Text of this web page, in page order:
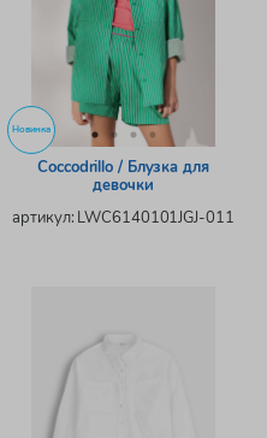
Новинка
Coccodrillo / Блузка для
девочки
артикул: LWC6140101JGJ-011